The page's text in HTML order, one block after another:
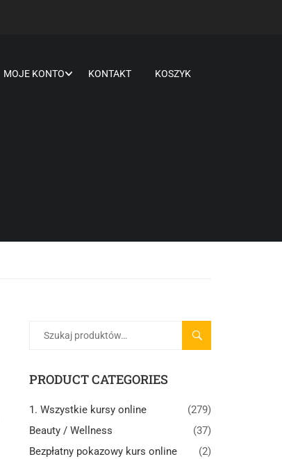
MOJE KONTO KONTAKT KOSZYK
SZUKAJ
PRODUCT CATEGORIES
1. Wszystkie kursy online
(279)
Beauty / Wellness
(37)
Bezpłatny pokazowy kurs online
(2)